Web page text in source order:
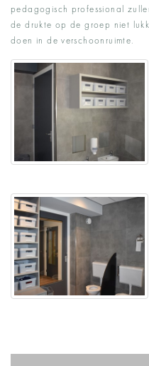
pedagogisch professional
de drukte op de groep niet
doen in de verschoonruimte.